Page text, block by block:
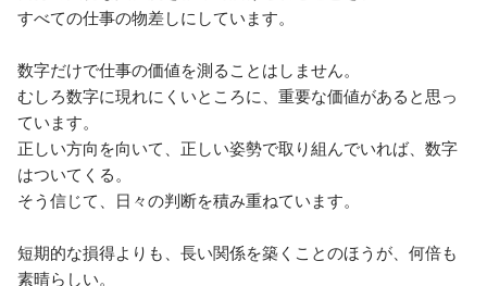
すべての仕事の物差しにしています。
数字だけで仕事の価値を測ることはしません。
むしろ数字に現れにくいところに、重要な価値があると思っ
ています。
正しい方向を向いて、正しい姿勢で取り組んでいれば、数字
はついてくる。
そう信じて、日々の判断を積み重ねています。
短期的な損得よりも、長い関係を築くことのほうが、何倍も
素晴らしい。